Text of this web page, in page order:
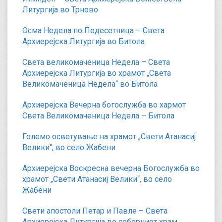
)
Литургија во Трново
Осма Недела по Педесетница – Света
Архиерејска Литургија во Битола
Света великомаченица Недела – Света
Архиерејска Литургија во храмот „Света
Великомаченица Недела“ во Битола
Архиерејска Вечерна богослужба во хармот
Света Великомаченица Недела – Битола
Големо осветување на храмот „Свети Атанасиј
Велики“, во село Жабени
Архиерејска Воскресна вечерна Богослужба во
храмот „Свети Атанасиј Велики“, во село
Жабени
Свети апостоли Петар и Павле – Света